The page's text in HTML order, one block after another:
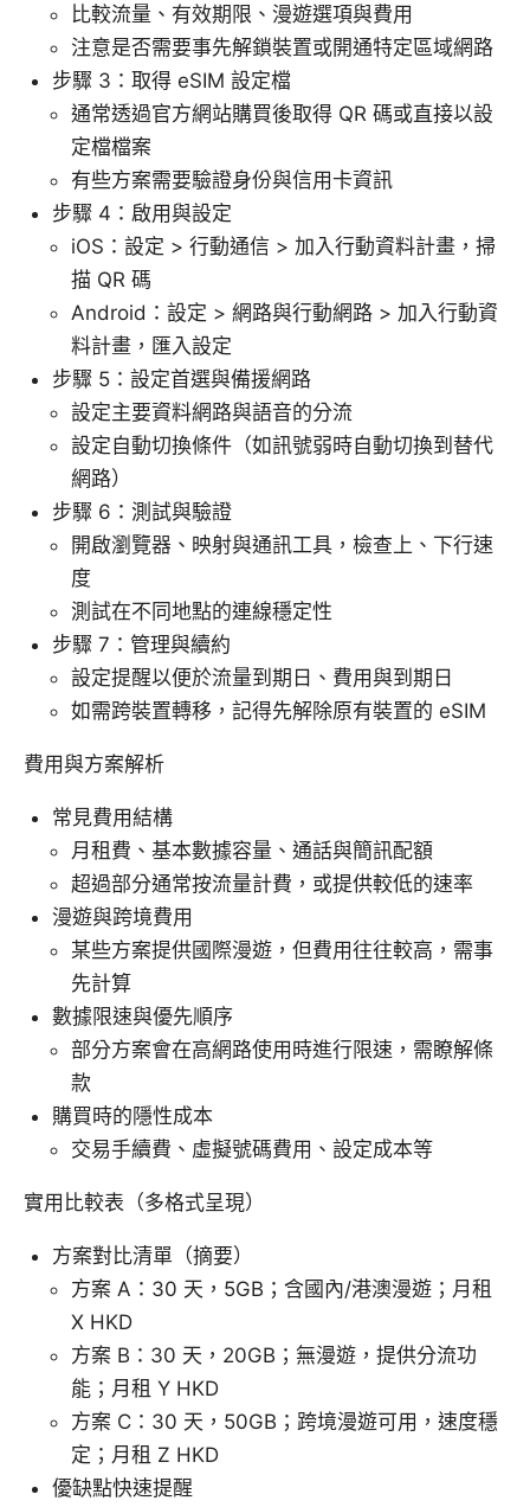
比較流量、有效期限、漫遊選項與費用
注意是否需要事先解鎖裝置或開通特定區域網路
步驟 3：取得 eSIM 設定檔
通常透過官方網站購買後取得 QR 碼或直接以設
定檔檔案
有些方案需要驗證身份與信用卡資訊
步驟 4：啟用與設定
iOS：設定 > 行動通信 > 加入行動資料計畫，掃
描 QR 碼
Android：設定 > 網路與行動網路 > 加入行動資
料計畫，匯入設定
步驟 5：設定首選與備援網路
設定主要資料網路與語音的分流
設定自動切換條件（如訊號弱時自動切換到替代
網路）
步驟 6：測試與驗證
開啟瀏覽器、映射與通訊工具，檢查上、下行速
度
測試在不同地點的連線穩定性
步驟 7：管理與續約
設定提醒以便於流量到期日、費用與到期日
如需跨裝置轉移，記得先解除原有裝置的 eSIM
費用與方案解析
常見費用結構
月租費、基本數據容量、通話與簡訊配額
超過部分通常按流量計費，或提供較低的速率
漫遊與跨境費用
某些方案提供國際漫遊，但費用往往較高，需事
先計算
數據限速與優先順序
部分方案會在高網路使用時進行限速，需瞭解條
款
購買時的隱性成本
交易手續費、虛擬號碼費用、設定成本等
實用比較表（多格式呈現）
方案對比清單（摘要）
方案 A：30 天，5GB；含國內/港澳漫遊；月租
X HKD
方案 B：30 天，20GB；無漫遊，提供分流功
能；月租 Y HKD
方案 C：30 天，50GB；跨境漫遊可用，速度穩
定；月租 Z HKD
優缺點快速提醒